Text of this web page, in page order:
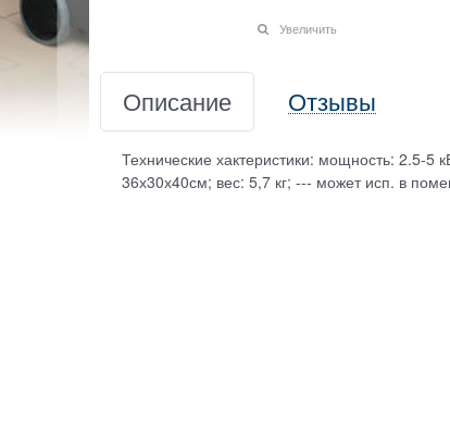
Увеличить
Описание Отзывы
Технические хактеристики: мощность: 2.5-5
36х30х40см; вес: 5,7 кг; --- может исп. в